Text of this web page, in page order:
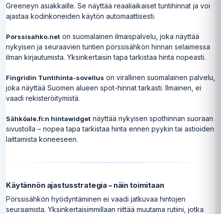
Greeneyn asiakkaille. Se näyttää reaaliaikaiset tuntihinnat ja voi
ajastaa kodinkoneiden käytön automaattisesti.
Porssisahko.net on suomalainen ilmaispalvelu, joka näyttää
nykyisen ja seuraavien tuntien pörssisähkön hinnan selaimessa
ilman kirjautumista. Yksinkertaisin tapa tarkistaa hinta nopeasti.
Fingridin Tuntihinta-sovellus on virallinen suomalainen palvelu,
joka näyttää Suomen alueen spot-hinnat tarkasti. Ilmainen, ei
vaadi rekisteröitymistä.
Sähköale.fi:n hintawidget näyttää nykyisen spothinnan suoraan
sivustolla – nopea tapa tarkistaa hinta ennen pyykin tai astioiden
laittamista koneeseen.
Käytännön ajastusstrategia – näin toimitaan
Pörssisähkön hyödyntäminen ei vaadi jatkuvaa hintojen
seuraamista. Yksinkertaisimmillaan riittää muutama rutiini, jotka